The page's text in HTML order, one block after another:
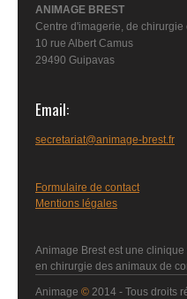
ANIMAGE BREST
Centre d'imagerie, de
10 rue Albert Camus
29490 Guipavas
Email
secretariat@animage-brest.fr
Formulaire de contact
Mentions légales
Animage Brest est une
en chirurgie des animaux de
Animage © 2014 - Tous droits